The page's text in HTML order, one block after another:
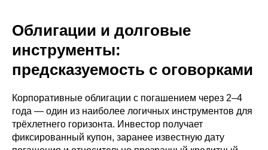
Облигации и долговые
инструменты:
предсказуемость с оговорками
Корпоративные облигации с погашением через 2–4
года — один из наиболее логичных инструментов для
трёхлетнего горизонта. Инвестор получает
фиксированный купон, заранее известную дату